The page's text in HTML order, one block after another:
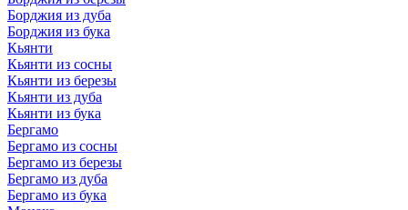
Борджия из дуба
Борджия из бука
Кьянти
Кьянти из сосны
Кьянти из березы
Кьянти из дуба
Кьянти из бука
Бергамо
Бергамо из сосны
Бергамо из березы
Бергамо из дуба
Бергамо из бука